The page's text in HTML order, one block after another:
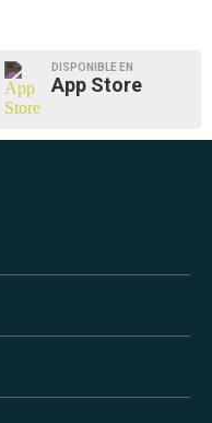
DISPONIBLE EN
App Store